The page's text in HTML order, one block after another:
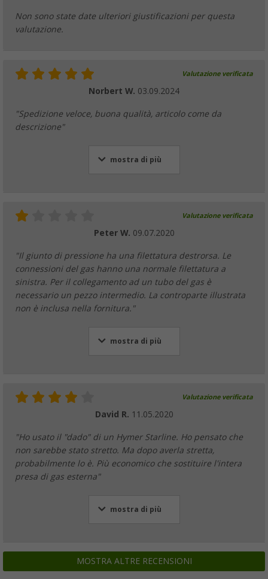
Non sono state date ulteriori giustificazioni per questa
valutazione.
Valutazione verificata
Norbert W. 03.09.2024
"Spedizione veloce, buona qualità, articolo come da
descrizione"
mostra di più
Valutazione verificata
Peter W. 09.07.2020
"Il giunto di pressione ha una filettatura destrorsa. Le
connessioni del gas hanno una normale filettatura a
sinistra. Per il collegamento ad un tubo del gas è
necessario un pezzo intermedio. La controparte illustrata
non è inclusa nella fornitura."
mostra di più
Valutazione verificata
David R. 11.05.2020
"Ho usato il "dado" di un Hymer Starline. Ho pensato che
non sarebbe stato stretto. Ma dopo averla stretta,
probabilmente lo è. Più economico che sostituire l'intera
presa di gas esterna"
mostra di più
MOSTRA ALTRE RECENSIONI